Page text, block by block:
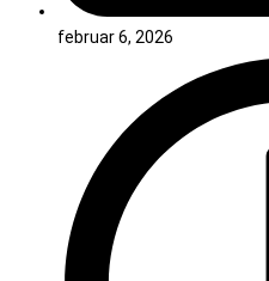
februar 6, 2026